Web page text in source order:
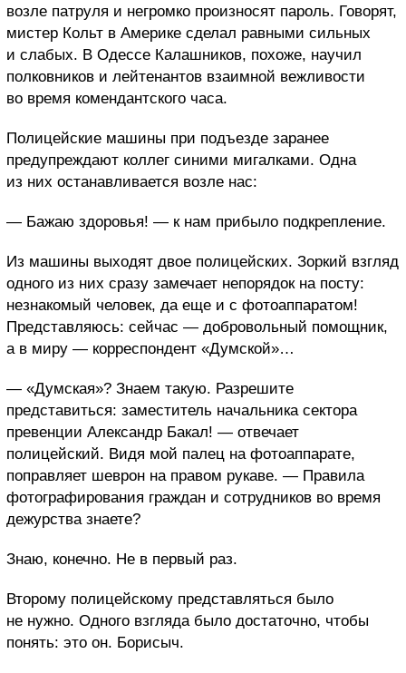
возле патруля и негромко произносят пароль. Говорят,
мистер Кольт в Америке сделал равными сильных
и слабых. В Одессе Калашников, похоже, научил
полковников и лейтенантов взаимной вежливости
во время комендантского часа.
Полицейские машины при подъезде заранее
предупреждают коллег синими мигалками. Одна
из них останавливается возле нас:
— Бажаю здоровья! — к нам прибыло подкрепление.
Из машины выходят двое полицейских. Зоркий взгляд
одного из них сразу замечает непорядок на посту:
незнакомый человек, да еще и с фотоаппаратом!
Представляюсь: сейчас — добровольный помощник,
а в миру — корреспондент «Думской»…
— «Думская»? Знаем такую. Разрешите
представиться: заместитель начальника сектора
превенции Александр Бакал! — отвечает
полицейский. Видя мой палец на фотоаппарате,
поправляет шеврон на правом рукаве. — Правила
фотографирования граждан и сотрудников во время
дежурства знаете?
Знаю, конечно. Не в первый раз.
Второму полицейскому представляться было
не нужно. Одного взгляда было достаточно, чтобы
понять: это он. Борисыч.